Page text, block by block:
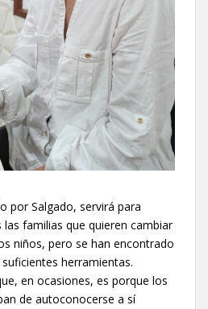
por Salgado, servirá para
familias que quieren cambiar
niños, pero se han encontrado
herramientas.
en ocasiones, es porque los
de autoconocerse a sí